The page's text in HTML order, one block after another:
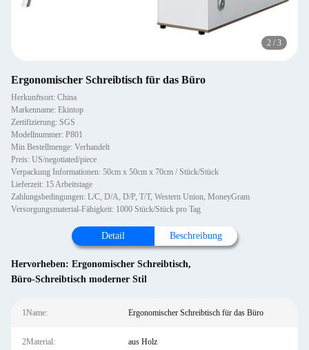
2 / 3
Ergonomischer Schreibtisch für das Büro
Herkunftsort: China
Markenname: Ekintop
Zertifizierung: SGS
Modellnummer: P801
Min Bestellmenge: Verhandelt
Preis: US/negotiated/piece
Verpackung Informationen: 50cm x 50cm x 70cm / Stück/Stück
Lieferzeit: 15 Arbeitstage
Zahlungsbedingungen: L/C, D/A, D/P, T/T, Western Union, MoneyGram
Versorgungsmaterial-Fähigkeit: 1000 Stück/Stück pro Tag
Detail Beschreibung
Hervorheben: Ergonomischer Schreibtisch,
Büro-Schreibtisch moderner Stil
1Name: Ergonomischer Schreibtisch für das Büro
2Material: aus Holz